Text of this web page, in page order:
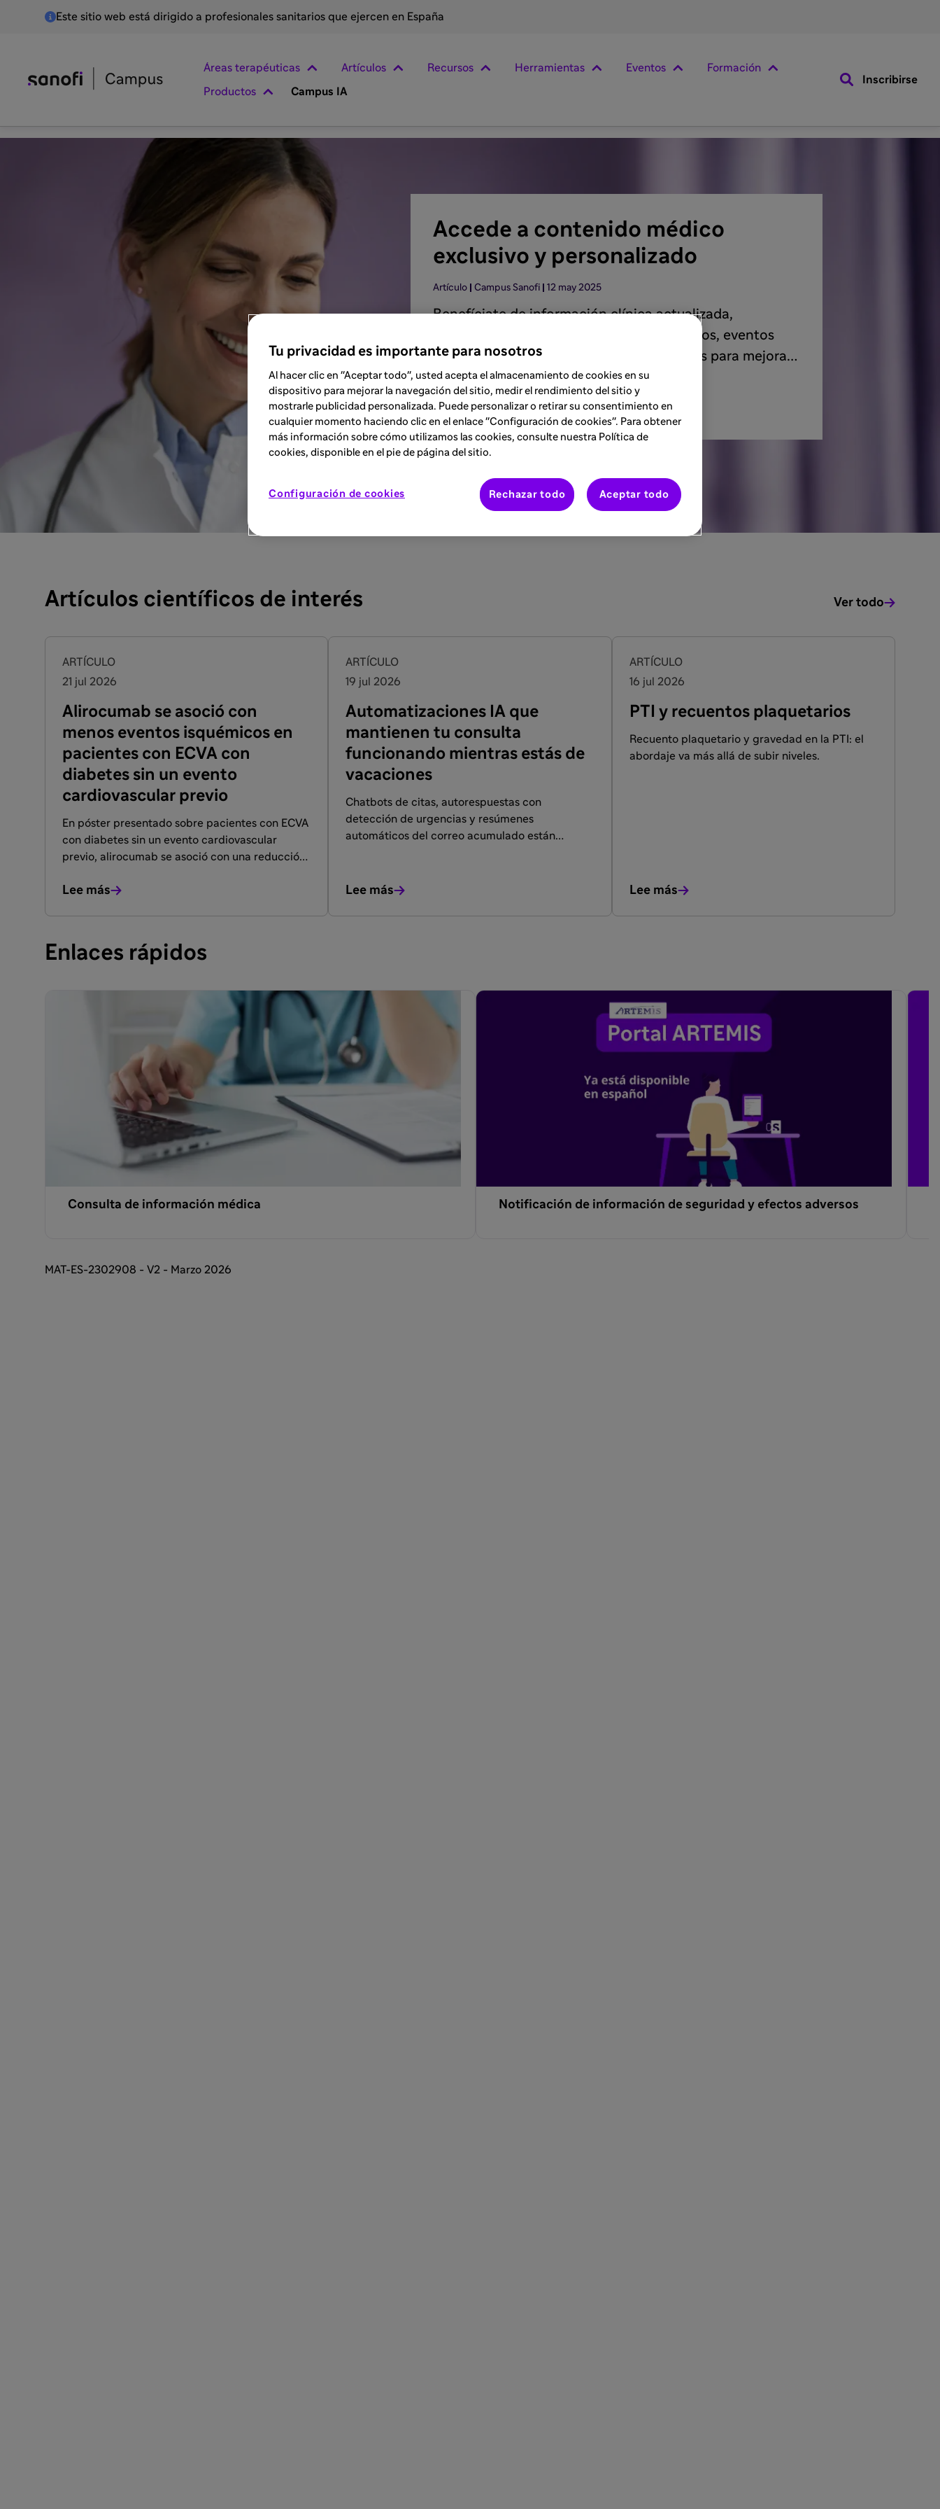
Este sitio web está dirigido a profesionales sanitarios que ejercen en España
Áreas terapéuticas Artículos Recursos Herramientas Eventos Formación
Productos Campus IA
Inscribirse
Accede a contenido médico
exclusivo y personalizado
Artículo Campus Sanofi 12 may 2025
Benefíciate de información clínica actualizada,
formaciones certificadas, recursos prácticos, eventos
online y mucho más. Todo lo que necesitas para mejorar
tu práctica diaria con pacientes.
QUIERO SABER MÁS
Artículos científicos de interés Ver todo
ARTÍCULO
21 jul 2026
Alirocumab se asoció con
menos eventos isquémicos en
pacientes con ECVA con
diabetes sin un evento
cardiovascular previo
En póster presentado sobre pacientes con ECVA
con diabetes sin un evento cardiovascular
previo, alirocumab se asoció con una reducción
Lee más
ARTÍCULO
19 jul 2026
Automatizaciones IA que
mantienen tu consulta
funcionando mientras estás de
vacaciones
Chatbots de citas, autorespuestas con
detección de urgencias y resúmenes
automáticos del correo acumulado están
Repasamos las soluciones más adoptadas en
eIASNS, el Reglamento Europeo de IA y el RGPD,
Lee más
ARTÍCULO
16 jul 2026
PTI y recuentos plaquetarios
Recuento plaquetario y gravedad en la PTI: el
abordaje va más allá de subir niveles.
Lee más
Enlaces rápidos
Consulta de información médica Notificación de información de seguridad y efectos adversos
MAT-ES-2302908 - V2 - Marzo 2026
Tu privacidad es importante para nosotros
Al hacer clic en "Aceptar todo", usted acepta el almacenamiento de cookies en su
dispositivo para mejorar la navegación del sitio, medir el rendimiento del sitio y
mostrarle publicidad personalizada. Puede personalizar o retirar su consentimiento en
cualquier momento haciendo clic en el enlace "Configuración de cookies". Para obtener
más información sobre cómo utilizamos las cookies, consulte nuestra Política de
cookies, disponible en el pie de página del sitio.
Configuración de cookies Rechazar todo Aceptar todo